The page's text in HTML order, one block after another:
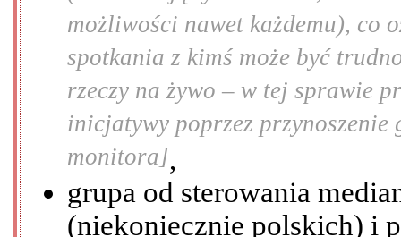
możliwości nawet każdemu), co
spotkania z kimś może być
rzeczy na żywo – w tej sprawie
inicjatywy poprzez przynoszenie
monitora],
grupa od sterowania
(niekoniecznie polskich) i